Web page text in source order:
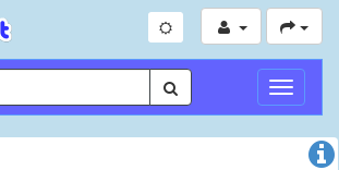
切
換
導